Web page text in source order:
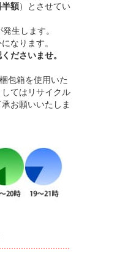
半額）とさせてい
生します。
なります。
ださいませ。
包箱を使用いた
てはリサイクル
お願いいたしま